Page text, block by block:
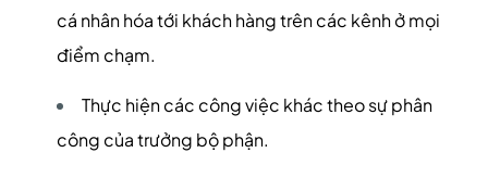
cá nhân hóa tới khách hàng trên các kênh ở mọi
điểm chạm.
Thực hiện các công việc khác theo sự phân
công của trưởng bộ phận.